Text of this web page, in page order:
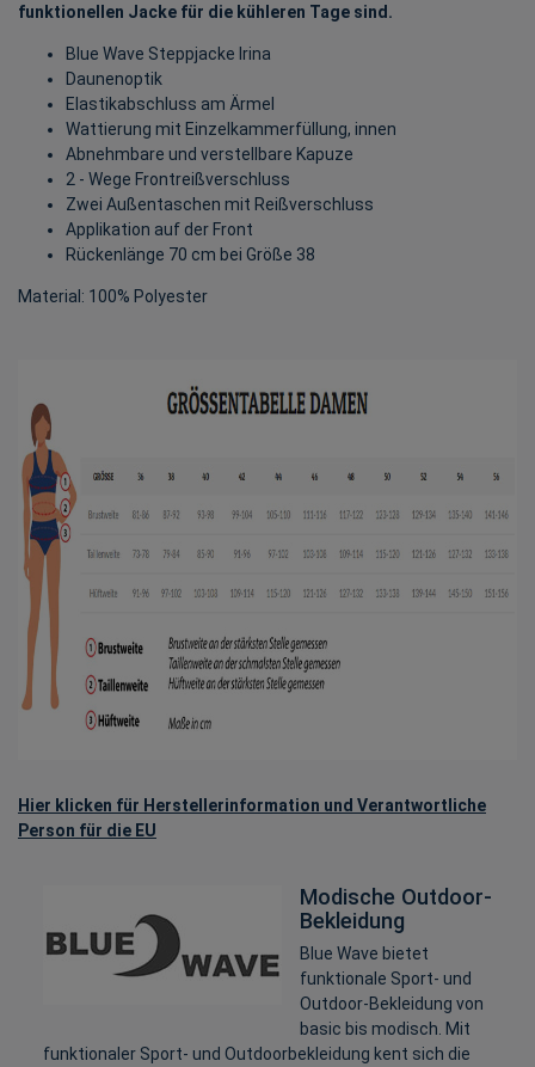
funktionellen Jacke für die kühleren Tage sind.
Blue Wave Steppjacke Irina
Daunenoptik
Elastikabschluss am Ärmel
Wattierung mit Einzelkammerfüllung, innen
Abnehmbare und verstellbare Kapuze
2 - Wege Frontreißverschluss
Zwei Außentaschen mit Reißverschluss
Applikation auf der Front
Rückenlänge 70 cm bei Größe 38
Material: 100% Polyester
Hier klicken für Herstellerinformation und Verantwortliche
Person für die EU
Modische Outdoor-
Bekleidung
Blue Wave bietet
funktionale Sport- und
Outdoor-Bekleidung von
basic bis modisch. Mit
funktionaler Sport- und Outdoorbekleidung kent sich die